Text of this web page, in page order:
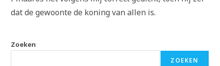
dat de gewoonte de koning van allen is.
Zoeken
ZOEKEN